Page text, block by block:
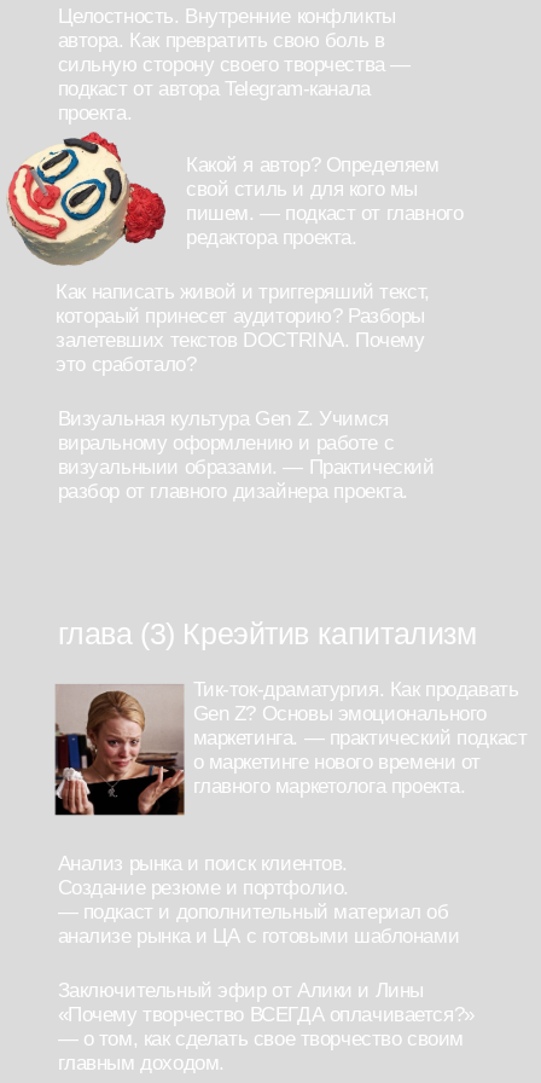
[ На протяжении всего марафона
каждый участник будет готовить
дипломную работу, создание которой
поможет обрести твердый навык и по
итогам которой, он сможет попасть на
стажировку в проект Doctrina. ]
(2)мастермайнда с участниками;
Разборы выборочных заданий от главного
редактора проекта Doctrina;
Поддержка работ участников от проекта (репосты в
активные медиа ресурсы);
в программу
продаем себя и
свое творчество
этому миру